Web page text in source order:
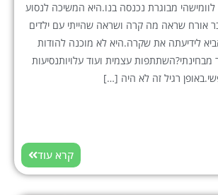
מבוגרת נכנסה בנו.היא המשיכה לנסוע
אורח שראה מה קרה ושראה שהייתי עם ילדים
לידיעתה את שקרה.היא לא מוכנה להודות
עצמית ועוד עלויותנסיעות
רגיל זה לא היה […]
קרא עוד